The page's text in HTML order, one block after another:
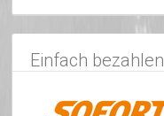
Einfach bezahlen